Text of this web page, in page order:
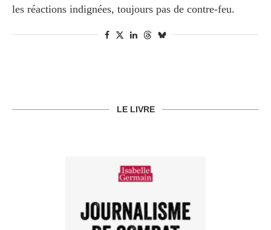
les réactions indignées, toujours pas de contre-feu.
LE LIVRE